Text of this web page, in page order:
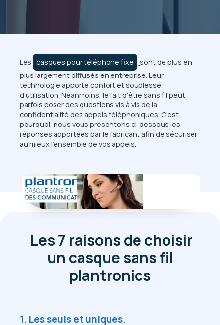
Les casques pour téléphone fixe
sont de plus en
plus largement diffusés en entreprise. Leur
technologie apporte confort et souplesse
d'utilisation. Néanmoins, le fait d'être sans fil peut
parfois poser des questions vis à vis de la
confidentialité des appels téléphoniques. C'est
pourquoi, nous vous présentons ci-dessous les
réponses apportées par le fabricant afin de sécuriser
au mieux l'ensemble de vos appels.
Les 7 raisons de choisir
un casque sans fil
plantronics
1. Les seuls et uniques.